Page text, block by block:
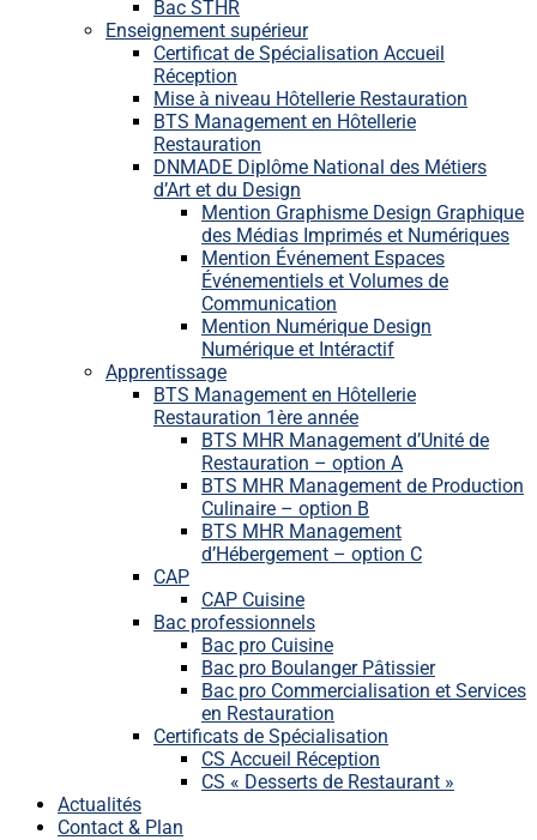
Bac STHR
Enseignement supérieur
Certificat de Spécialisation Accueil
Réception
Mise à niveau Hôtellerie Restauration
BTS Management en Hôtellerie
Restauration
DNMADE Diplôme National des Métiers
d’Art et du Design
Mention Graphisme Design Graphique
des Médias Imprimés et Numériques
Mention Événement Espaces
Événementiels et Volumes de
Communication
Mention Numérique Design
Numérique et Intéractif
Apprentissage
BTS Management en Hôtellerie
Restauration 1ère année
BTS MHR Management d’Unité de
Restauration – option A
BTS MHR Management de Production
Culinaire – option B
BTS MHR Management
d’Hébergement – option C
CAP
CAP Cuisine
Bac professionnels
Bac pro Cuisine
Bac pro Boulanger Pâtissier
Bac pro Commercialisation et Services
en Restauration
Certificats de Spécialisation
CS Accueil Réception
CS « Desserts de Restaurant »
Actualités
Contact & Plan